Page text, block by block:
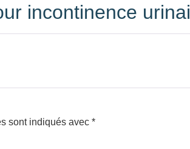
incontinence
sont indiqués avec *